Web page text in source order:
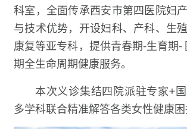
科室，全面传承西安市第四医院妇
与技术优势，开设妇科、产科、生
康复等亚专科，提供青春期-生育期-
期全生命周期健康服务。
本次义诊集结四院派驻专家+国
多学科联合精准解答各类女性健康困